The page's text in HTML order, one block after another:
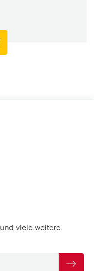
und viele weitere